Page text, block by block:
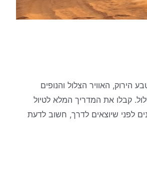
הירוק, האוויר הצלול והנופים
קבלו את המדריך המלא לטיול
לפני שיוצאים לדרך, חשוב לדעת